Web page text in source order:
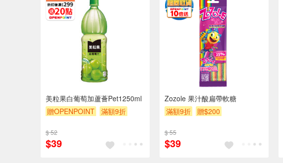
美粒果白葡萄加蘆薈Pet1250ml
贈OPENPOINT
滿額9折
$ 52
$39
Zozole 果汁酸扁帶軟糖
滿額9折
贈$200
$ 55
$39